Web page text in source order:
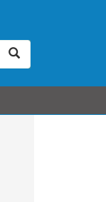
Buscar